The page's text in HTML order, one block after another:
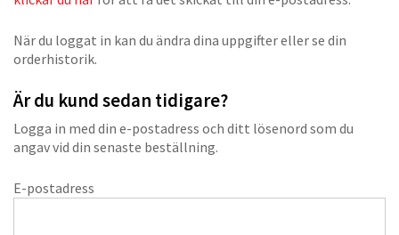
När du loggat in kan du ändra dina uppgifter eller se din
orderhistorik.
Är du kund sedan tidigare?
Logga in med din e-postadress och ditt lösenord som du
angav vid din senaste beställning.
E-postadress